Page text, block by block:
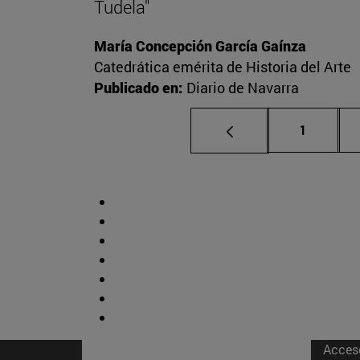
Tudela"
María Concepción García Gaínza
Catedrática emérita de Historia del Arte
Publicado en: Diario de Navarra
Página
1